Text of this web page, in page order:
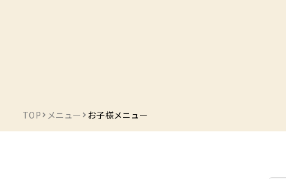
TOP メニュー お子様メニュー